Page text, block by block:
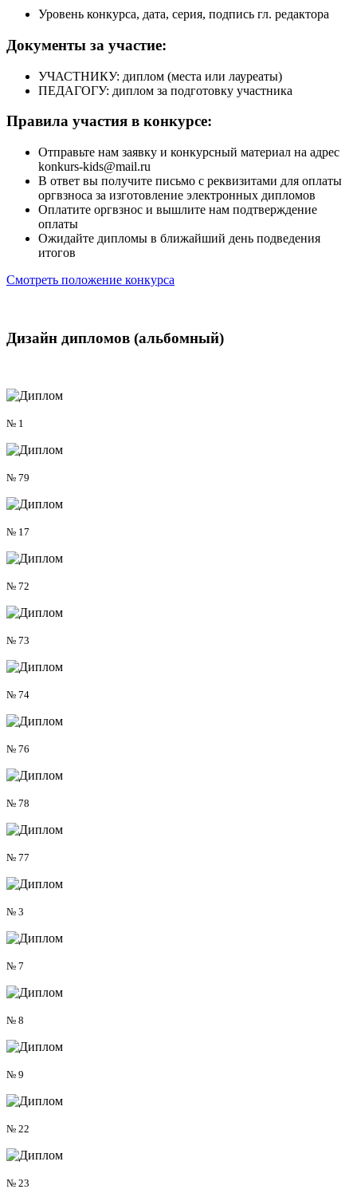
Уровень конкурса, дата, серия, подпись гл. редактора
Документы за участие:
УЧАСТНИКУ: диплом (места или лауреаты)
ПЕДАГОГУ: диплом за подготовку участника
Правила участия в конкурсе:
Отправьте нам заявку и конкурсный материал на адрес
konkurs-kids@mail.ru
В ответ вы получите письмо с реквизитами для оплаты
оргвзноса за изготовление электронных дипломов
Оплатите оргвзнос и вышлите нам подтверждение
оплаты
Ожидайте дипломы в ближайший день подведения
итогов
Смотреть положение конкурса
Дизайн дипломов (альбомный)
№ 1
№ 79
№ 17
№ 72
№ 73
№ 74
№ 76
№ 78
№ 77
№ 3
№ 7
№ 8
№ 9
№ 22
№ 23